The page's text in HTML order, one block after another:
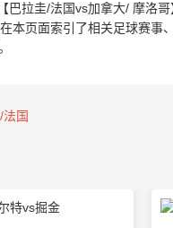
巴拉圭/法国vs加拿大/ 摩洛
本页面索引了相关足球赛
法国